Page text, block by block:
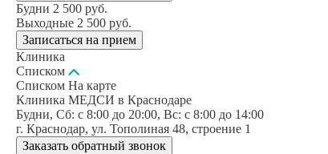
Будни 2 500 руб.
Выходные 2 500 руб.
Записаться на прием
Клиника
Списком
Списком На карте
Клиника МЕДСИ в Краснодаре
Будни, Сб: c 8:00 до 20:00, Вс: c 8:00 до 14:00
г. Краснодар, ул. Тополиная 48, строение 1
Заказать обратный звонок